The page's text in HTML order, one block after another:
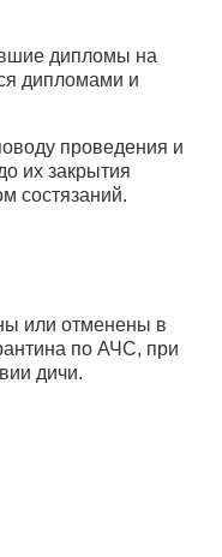
дипломы на
дипломами и
проведения и
их закрытия
состязаний.
или отменены в
по АЧС, при
дичи.